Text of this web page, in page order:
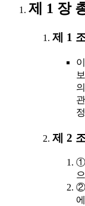
제 1 장
제 1
제 2
①
②